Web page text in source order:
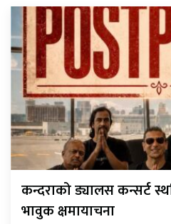
कन्दराको ड्यालस कन्सर्ट
भावुक क्षमायाचना